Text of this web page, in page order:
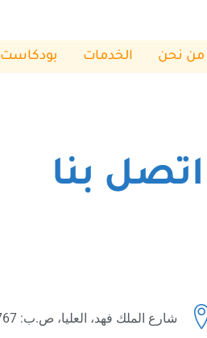
من نحن الخدمات بودكاست
اتصل بنا
شارع الملك فهد، العليا، ص.ب: 9767، الرياض 11423، المملكة العربية السعودية